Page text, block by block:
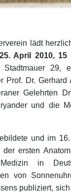
lädt
April 2010, 15
Stadtmauer 29,
Prof. Dr. Gerhard
Gelehrten
und die
und im
ersten
in
von
publiziert,